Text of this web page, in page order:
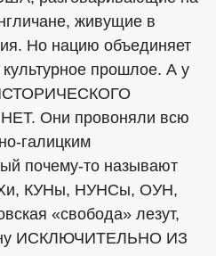
живущие в
Но нацию объединяет
прошлое. А у
Они провоняли всю
галицким
почему-то называют
КУНы, НУНСы, ОУН,
«свобода» лезут,
ИСКЛЮЧИТЕЛЬНО ИЗ